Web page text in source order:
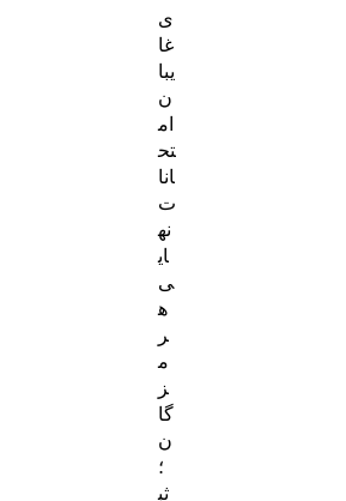
ی
غا
یبا
ن
ام
تح
انا
ت
نه
ای
ی
ه
ر
م
ز
گا
ن
؛
ثب